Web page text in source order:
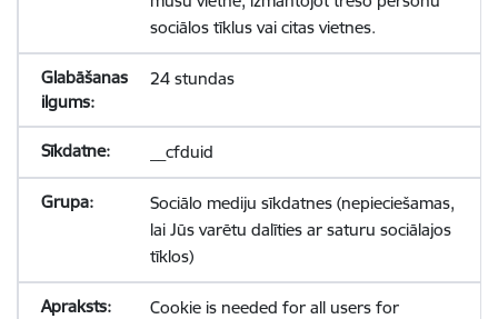
sociālos tīklus vai citas vietnes.
24 stundas
__cfduid
Sociālo mediju sīkdatnes (nepieciešamas,
lai Jūs varētu dalīties ar saturu sociālajos
tīklos)
Cookie is needed for all users for